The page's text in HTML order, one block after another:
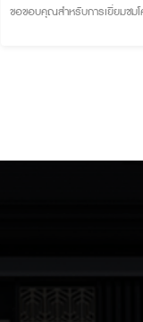
ขอขอบคุณสำหรับการเยี่ยมชม